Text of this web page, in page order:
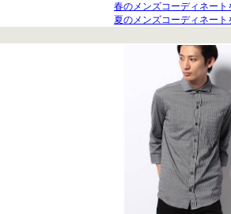
春のメンズコーディネート
夏のメンズコーディネート